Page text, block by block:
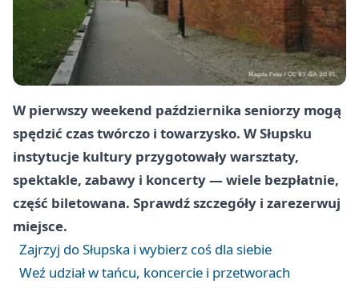
W pierwszy weekend października seniorzy mogą
spędzić czas twórczo i towarzysko. W Słupsku
instytucje kultury przygotowały warsztaty,
spektakle, zabawy i koncerty — wiele bezpłatnie,
część biletowana. Sprawdź szczegóły i zarezerwuj
miejsce.
Zajrzyj do Słupska i wybierz coś dla siebie
Weź udział w tańcu, koncercie i przetworach